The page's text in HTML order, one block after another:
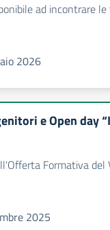
ad incontrare
2026
e Open day
Formativa del
2025